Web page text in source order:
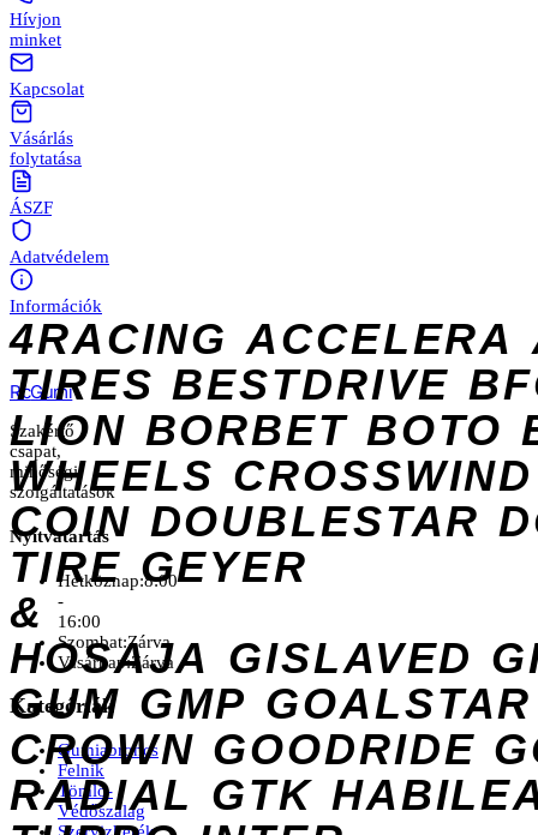
Hívjon
minket
Kapcsolat
Vásárlás
folytatása
ÁSZF
Adatvédelem
Információk
4RACING ACCELERA
TIRES BESTDRIVE
LION BORBET BOTO
WHEELS CROSSWIND
COIN DOUBLESTAR
TIRE GEYER
&
HOSAJA GISLAVED
GUM GMP GOALSTAR
CROWN GOODRIDE
RADIAL GTK
RcGumi
Szakértő
csapat,
minőségi
szolgáltatások
Nyitvatartás
Hétköznap:8:00
-
16:00
Szombat:Zárva
Vasárnap:Zárva
Kategóriák
Gumiabroncs
Felnik
Tömlő-
Védőszalag
Szervizkerék